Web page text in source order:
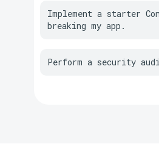
Implement a starter
breaking my app.
Perform a security